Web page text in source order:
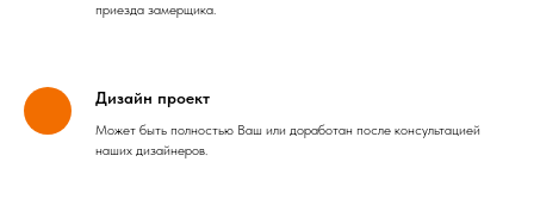
приезда замерщика.
Дизайн проект
Может быть полностью Ваш или доработан после консультацией
наших дизайнеров.